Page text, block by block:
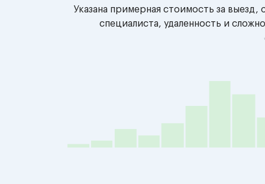
Указана примерная стоимость за
специалиста, удаленность и